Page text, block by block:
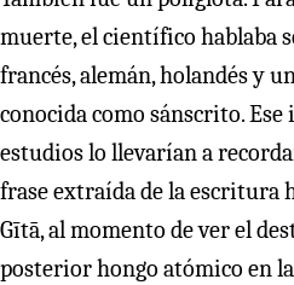
muerte, el científico hablaba
francés, alemán, holandés y
conocida como sánscrito.
estudios lo llevarían a
frase extraída de la escritura
Gītā, al momento de ver el
posterior hongo atómico en